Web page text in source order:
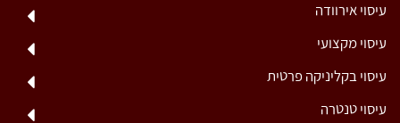
עיסוי אירוודה
עיסוי מקצועי
עיסוי בקליניקה פרטית
עיסוי טנטרה